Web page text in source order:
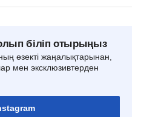
біліп отырыңыз
өзекті жаңалықтарынан,
мен эксклюзивтерден